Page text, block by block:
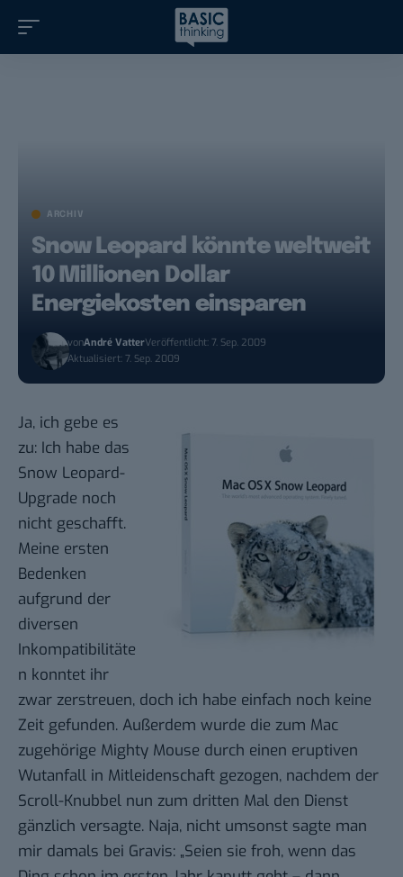
ARCHIV
Snow Leopard könnte weltweit
10 Millionen Dollar
Energiekosten einsparen
vonAndré VatterVeröffentlicht: 7. Sep. 2009
Aktualisiert: 7. Sep. 2009
Ja, ich gebe es
zu: Ich habe das
Snow Leopard-
Upgrade noch
nicht geschafft.
Meine ersten
Bedenken
aufgrund der
diversen
Inkompatibilitäte
n konntet ihr
zwar zerstreuen, doch ich habe einfach noch keine
Zeit gefunden. Außerdem wurde die zum Mac
zugehörige Mighty Mouse durch einen eruptiven
Wutanfall in Mitleidenschaft gezogen, nachdem der
Scroll-Knubbel nun zum dritten Mal den Dienst
gänzlich versagte. Naja, nicht umsonst sagte man
mir damals bei Gravis: „Seien sie froh, wenn das